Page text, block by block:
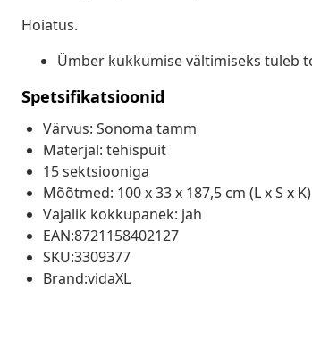
Hoiatus.
Ümber kukkumise vältimiseks tuleb
Spetsifikatsioonid
Värvus: Sonoma tamm
Materjal: tehispuit
15 sektsiooniga
Mõõtmed: 100 x 33 x 187,5 cm (L x S x K)
Vajalik kokkupanek: jah
EAN:8721158402127
SKU:3309377
Brand:vidaXL